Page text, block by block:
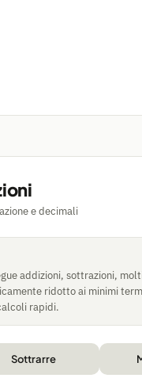
e decimali
addizioni, sottrazioni,
ridotto ai minimi
rapidi.
Sottrarre